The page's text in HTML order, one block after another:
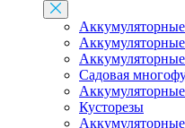
Садовая
Кусторезы